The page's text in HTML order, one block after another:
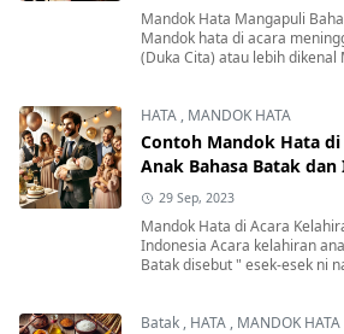
Mandok Hata Mangapuli
Mandok hata di acara
(Duka Cita) atau lebih dikenal
HATA , MANDOK HATA
Contoh Mandok Hata di
Anak Bahasa Batak dan
29 Sep, 2023
Mandok Hata di Acara
Indonesia Acara kelahiran
Batak disebut " esek-esek ni
Batak , HATA , MANDOK HATA